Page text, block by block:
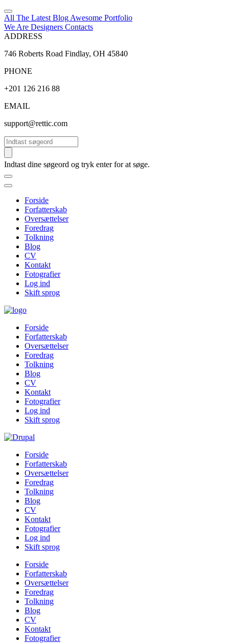
All The Latest Blog Awesome Portfolio
We Are Designers Contacts
ADDRESS
746 Roberts Road Findlay, OH 45840
PHONE
+201 126 216 88
EMAIL
support@rettic.com
Søg
Indtast dine søgeord og tryk enter for at søge.
Forside
Forfatterskab
Oversættelser
Foredrag
Tolkning
Blog
CV
Kontakt
Fotografier
Log ind
Skift sprog
Forside
Forfatterskab
Oversættelser
Foredrag
Tolkning
Blog
CV
Kontakt
Fotografier
Log ind
Skift sprog
Forside
Forfatterskab
Oversættelser
Foredrag
Tolkning
Blog
CV
Kontakt
Fotografier
Log ind
Skift sprog
Forside
Forfatterskab
Oversættelser
Foredrag
Tolkning
Blog
CV
Kontakt
Fotografier